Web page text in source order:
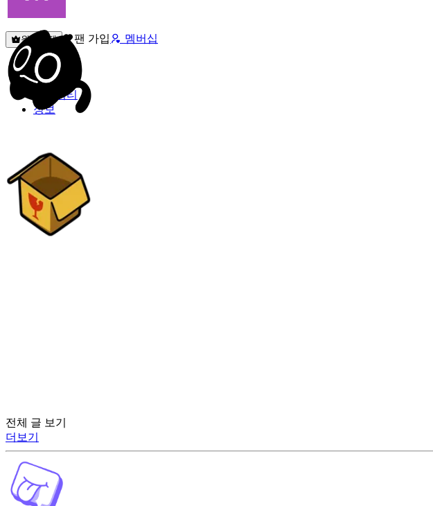
원픽선택 팬 가입 멤버십
밐타운
피드
커뮤니티
정보
전체 글 보기
더보기